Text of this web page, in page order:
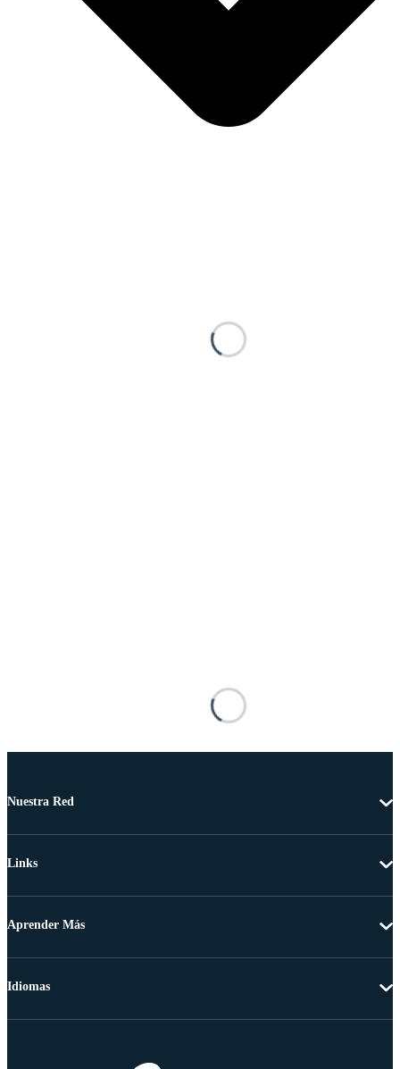
Nuestra Red
Links
Aprender Más
Idiomas